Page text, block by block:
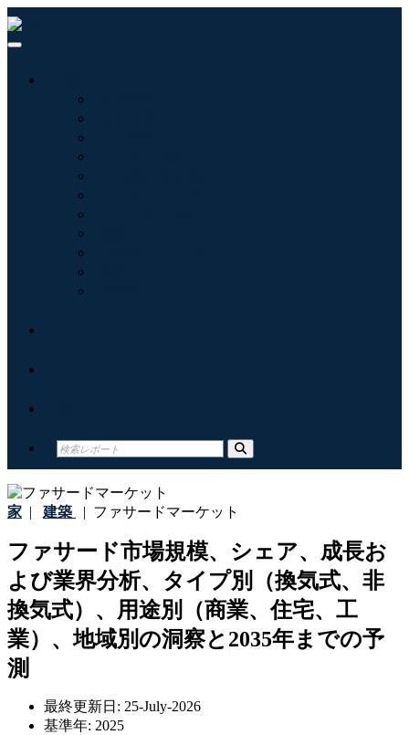
家 | 建築 | ファサードマーケット
ファサード市場規模、シェア、成長お
よび業界分析、タイプ別（換気式、非
換気式）、用途別（商業、住宅、工
業）、地域別の洞察と2035年までの予
測
最終更新日: 25-July-2026
基準年: 2025